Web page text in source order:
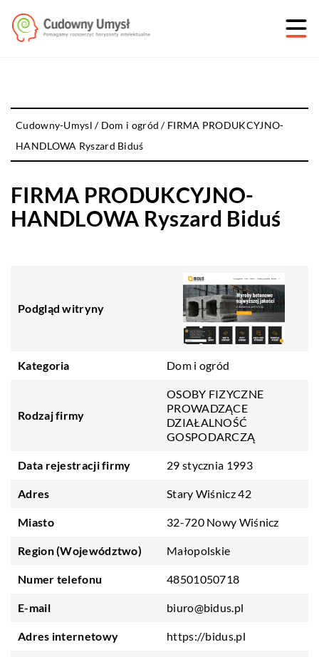
Cudowny-Umysl / Dom i ogród / FIRMA PRODUKCYJNO-
HANDLOWA Ryszard Biduś
FIRMA PRODUKCYJNO-
HANDLOWA Ryszard Biduś
Podgląd witryny
Kategoria Dom i ogród
Rodzaj firmy
OSOBY FIZYCZNE
PROWADZĄCE
DZIAŁALNOŚĆ
GOSPODARCZĄ
Data rejestracji firmy 29 stycznia 1993
Adres Stary Wiśnicz 42
Miasto 32-720 Nowy Wiśnicz
Region (Województwo) Małopolskie
Numer telefonu 48501050718
E-mail biuro@bidus.pl
Adres internetowy https://bidus.pl